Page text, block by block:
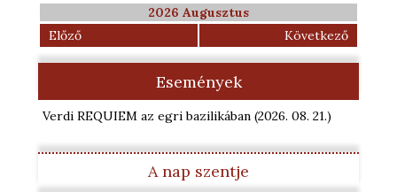
2026 Augusztus
Előző
Következő
Események
Verdi REQUIEM az egri bazilikában (2026. 08. 21.)
A nap szentje